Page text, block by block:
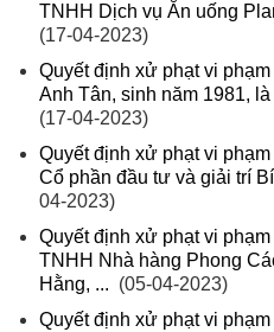
TNHH Dịch vụ Ăn uống
(17-04-2023)
Quyết định xử phạt vi
Anh Tân, sinh năm 1981,
(17-04-2023)
Quyết định xử phạt vi
Cổ phần đầu tư và giải trí
04-2023)
Quyết định xử phạt vi
TNHH Nhà hàng Phong
Hằng, ... (05-04-2023)
Quyết định xử phạt vi